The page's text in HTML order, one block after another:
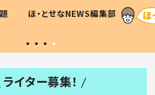
涙が出ました」「可愛くて仕方な
ほ・とせなNEWS編集部
ライター募集！